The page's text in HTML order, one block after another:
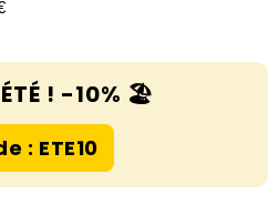
! -10% 🏖️
: ETE10